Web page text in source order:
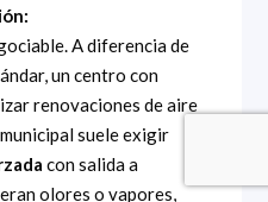
A diferencia de
un centro con
renovaciones de aire
suele exigir
con salida a
olores o vapores,